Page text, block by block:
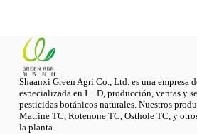
Shaanxi Green Agri Co., Ltd. es una empresa
especializada en I + D, producción, ventas y
pesticidas botánicos naturales. Nuestros
Matrine TC, Rotenone TC, Osthole TC, y
la planta.